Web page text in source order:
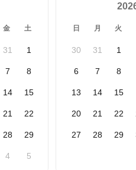
金 土
31 1
7 8
14 15
21 22
28 29
4 5
日 月 火
30 31 1
6 7 8
13 14 15
20 21 22
27 28 29